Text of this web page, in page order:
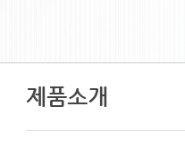
찾아오시는길
제품소개